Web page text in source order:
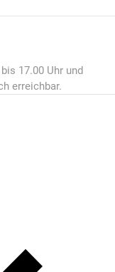
17.00 Uhr und
erreichbar.